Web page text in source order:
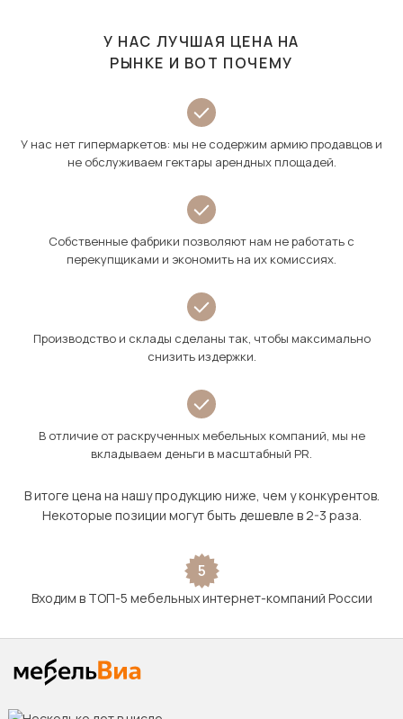
У НАС ЛУЧШАЯ ЦЕНА НА
РЫНКЕ И ВОТ ПОЧЕМУ
У нас нет гипермаркетов: мы не содержим армию продавцов и
не обслуживаем гектары арендных площадей.
Собственные фабрики позволяют нам не работать с
перекупщиками и экономить на их комиссиях.
Производство и склады сделаны так, чтобы максимально
снизить издержки.
В отличие от раскрученных мебельных компаний, мы не
вкладываем деньги в масштабный PR.
В итоге цена на нашу продукцию ниже, чем у конкурентов.
Некоторые позиции могут быть дешевле в 2-3 раза.
5
Входим в ТОП-5 мебельных интернет-компаний России